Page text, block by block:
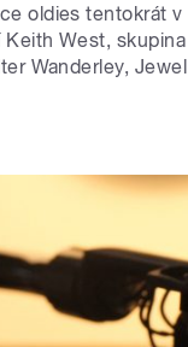
oldies tentokrát v
Keith West,
Wanderley,